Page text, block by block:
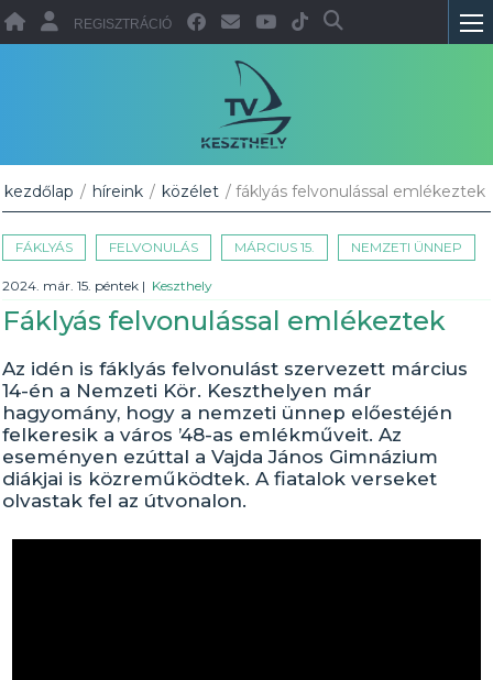
REGISZTRÁCIÓ
kezdőlap / híreink / közélet / fáklyás felvonulással emlékeztek
FÁKLYÁS FELVONULÁS MÁRCIUS 15. NEMZETI ÜNNEP
2024. már. 15. péntek | Keszthely
Fáklyás felvonulással emlékeztek
Az idén is fáklyás felvonulást szervezett március
14-én a Nemzeti Kör. Keszthelyen már
hagyomány, hogy a nemzeti ünnep előestéjén
felkeresik a város ’48-as emlékműveit. Az
eseményen ezúttal a Vajda János Gimnázium
diákjai is közreműködtek. A fiatalok verseket
olvastak fel az útvonalon.